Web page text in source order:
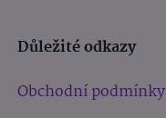
Důležité odkazy
Obchodní podmínky